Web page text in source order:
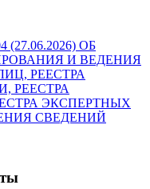
(27.06.2026) ОБ
И ВЕДЕНИЯ
РЕЕСТРА
РЕЕСТРА
ЭКСПЕРТНЫХ
СВЕДЕНИЙ